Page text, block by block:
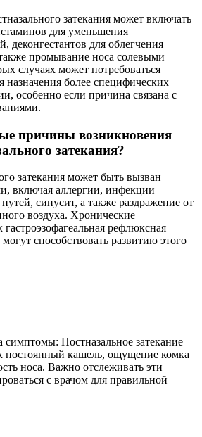
затекания может включать
для уменьшения
деконгестантов для облегчения
промывание носа солевыми
случаях может потребоваться
назначения более специфических
особенно если причина связана с
причины возникновения
затекания?
затекания может быть вызван
включая аллергии, инфекции
синусит, а также раздражение от
воздуха. Хронические
гастроэзофагеальная рефлюксная
способствовать развитию этого
Постназальное затекание
постоянный кашель, ощущение комка
носа. Важно отслеживать эти
с врачом для правильной